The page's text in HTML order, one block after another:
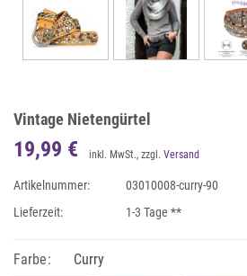
Vintage Nietengürtel
19,99 € inkl. MwSt., zzgl. Versand
Artikelnummer:
03010008-curry-90
Lieferzeit:
1-3 Tage **
Farbe: Curry